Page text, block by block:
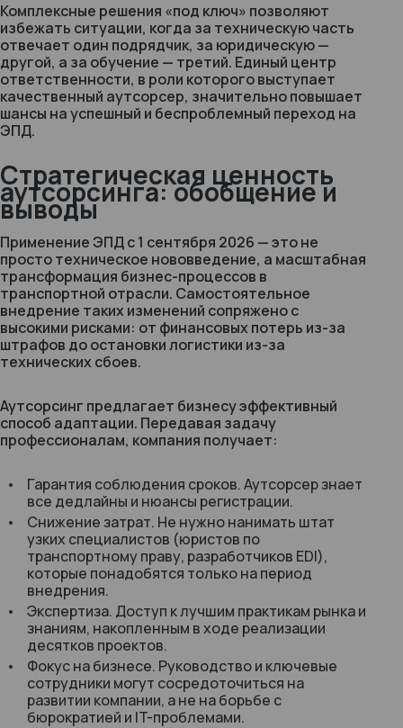
Комплексные решения «под ключ» позволяют
избежать ситуации, когда за техническую часть
отвечает один подрядчик, за юридическую —
другой, а за обучение — третий. Единый центр
ответственности, в роли которого выступает
качественный аутсорсер, значительно повышает
шансы на успешный и беспроблемный переход на
ЭПД.
Стратегическая ценность
аутсорсинга: обобщение и
выводы
Применение ЭПД с 1 сентября 2026 — это не
просто техническое нововведение, а масштабная
трансформация бизнес-процессов в
транспортной отрасли. Самостоятельное
внедрение таких изменений сопряжено с
высокими рисками: от финансовых потерь из-за
штрафов до остановки логистики из-за
технических сбоев.
Аутсорсинг предлагает бизнесу эффективный
способ адаптации. Передавая задачу
профессионалам, компания получает:
Гарантия соблюдения сроков. Аутсорсер знает
все дедлайны и нюансы регистрации.
Снижение затрат. Не нужно нанимать штат
узких специалистов (юристов по
транспортному праву, разработчиков EDI),
которые понадобятся только на период
внедрения.
Экспертиза. Доступ к лучшим практикам рынка и
знаниям, накопленным в ходе реализации
десятков проектов.
Фокус на бизнесе. Руководство и ключевые
сотрудники могут сосредоточиться на
развитии компании, а не на борьбе с
бюрократией и IT-проблемами.